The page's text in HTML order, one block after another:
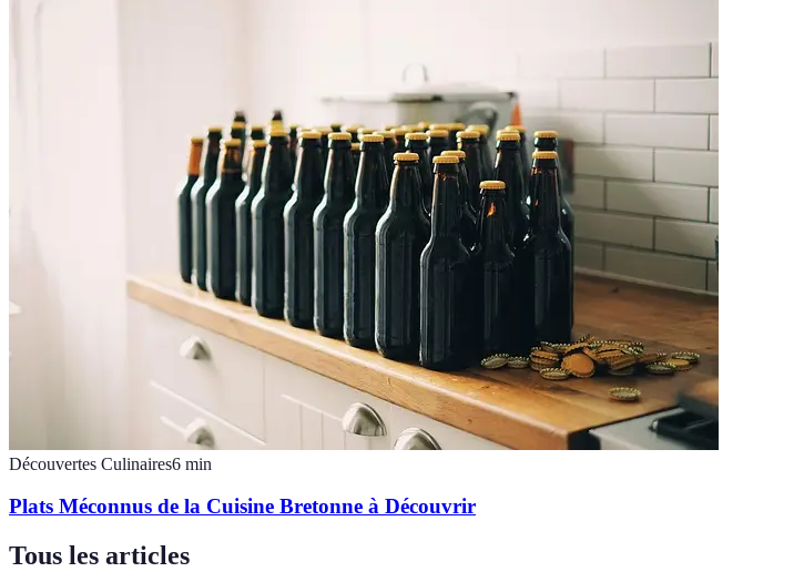
Découvertes Culinaires6 min
Plats Méconnus de la Cuisine Bretonne à Découvrir
Tous les articles